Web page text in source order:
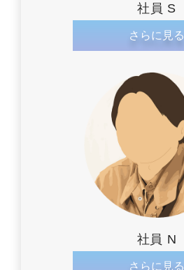
社員 S
さらに見る
社員 N
さらに見る